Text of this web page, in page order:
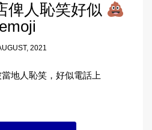
俾人恥笑好似
emoji
2021
地人恥笑，好似電話上